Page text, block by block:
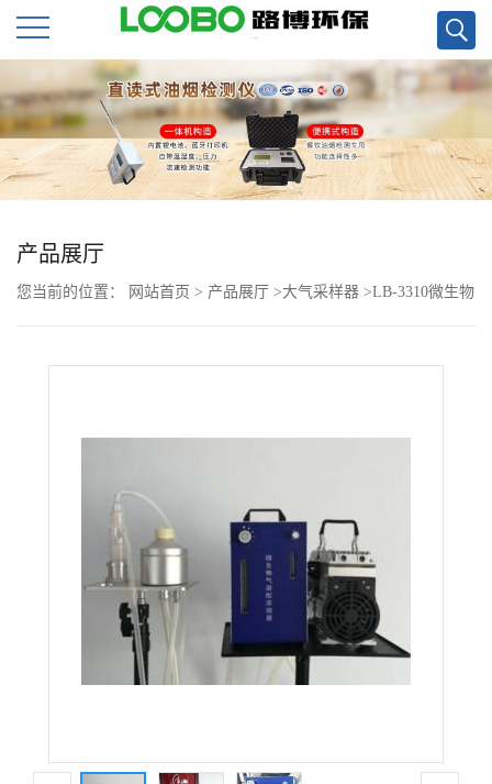
公
司
首
页
公
产品展厅
您当前的位置： 网站首页 > 产品展厅 >大气采样器 >LB-3310微生物